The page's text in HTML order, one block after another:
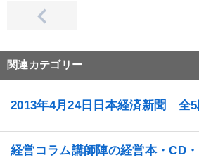
関連カテゴリー
2013年4月24日日本経済新聞 全5
経営コラム講師陣の経営本・CD